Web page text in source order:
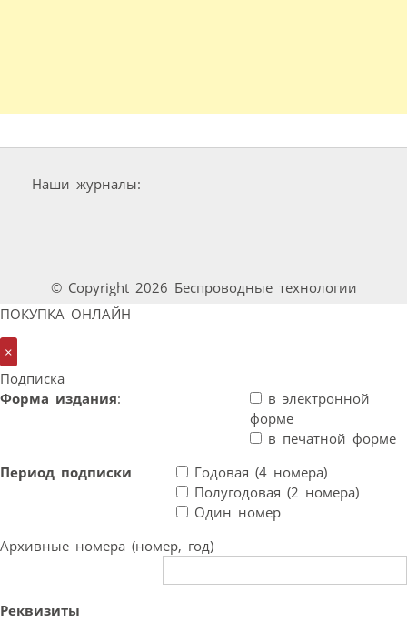
Наши журналы:
© Copyright 2026 Беспроводные технологии
ПОКУПКА ОНЛАЙН
×
Подписка
Форма издания:
в электронной
форме
в печатной форме
Период подписки
Годовая (4 номера)
Полугодовая (2 номера)
Один номер
Архивные номера (номер, год)
Реквизиты